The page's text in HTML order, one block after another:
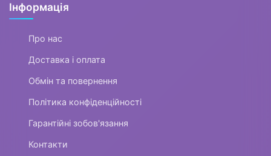
Інформація
Про нас
Доставка і оплата
Обмін та повернення
Політика конфіденційності
Гарантійні зобов'язання
Контакти